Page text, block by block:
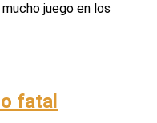
juego en los
fatal